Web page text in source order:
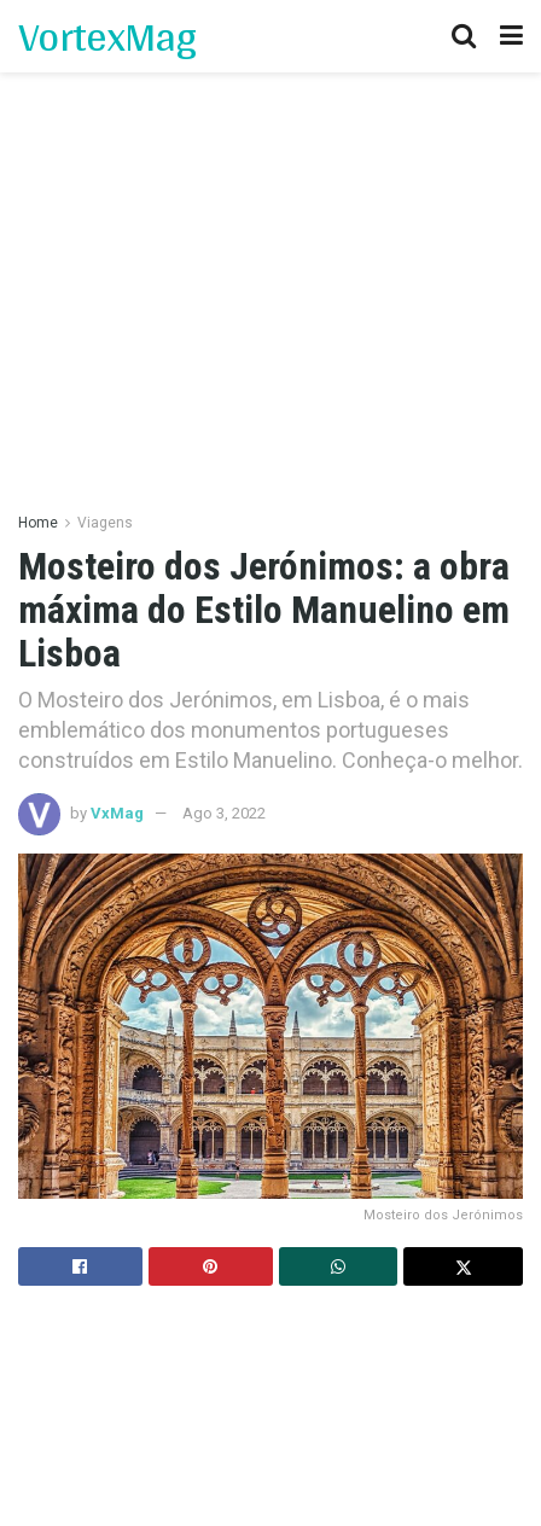
VortexMag
Home Viagens
Mosteiro dos Jerónimos: a obra
máxima do Estilo Manuelino em
Lisboa
O Mosteiro dos Jerónimos, em Lisboa, é o mais
emblemático dos monumentos portugueses
construídos em Estilo Manuelino. Conheça-o melhor.
by VxMag Ago 3, 2022
Mosteiro dos Jerónimos